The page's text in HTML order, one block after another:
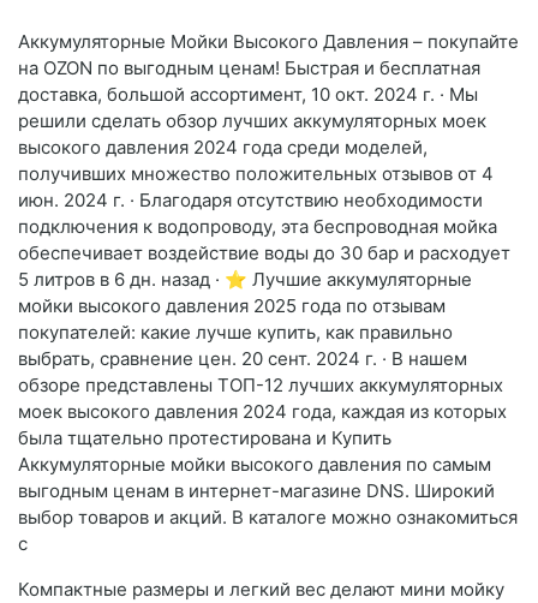
Аккумуляторные Мойки Высокого Давления – покупайте
на OZON по выгодным ценам! Быстрая и бесплатная
доставка, большой ассортимент, 10 окт. 2024 г. · Мы
решили сделать обзор лучших аккумуляторных моек
высокого давления 2024 года среди моделей,
получивших множество положительных отзывов от 4
июн. 2024 г. · Благодаря отсутствию необходимости
подключения к водопроводу, эта беспроводная мойка
обеспечивает воздействие воды до 30 бар и расходует
5 литров в 6 дн. назад · ⭐ Лучшие аккумуляторные
мойки высокого давления 2025 года по отзывам
покупателей: какие лучше купить, как правильно
выбрать, сравнение цен. 20 сент. 2024 г. · В нашем
обзоре представлены ТОП-12 лучших аккумуляторных
моек высокого давления 2024 года, каждая из которых
была тщательно протестирована и Купить
Аккумуляторные мойки высокого давления по самым
выгодным ценам в интернет-магазине DNS. Широкий
выбор товаров и акций. В каталоге можно ознакомиться
с
Компактные размеры и легкий вес делают мини мойку